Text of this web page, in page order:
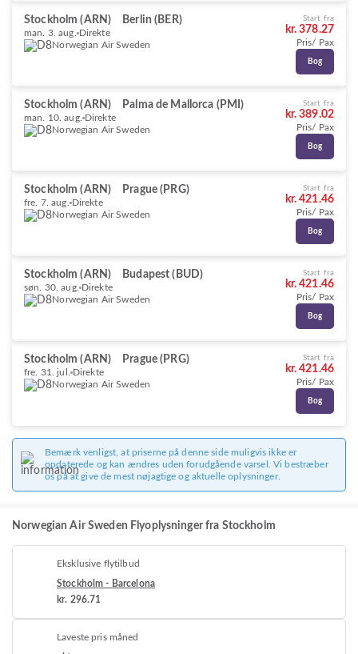
Stockholm (ARN) Berlin (BER)
man. 3. aug. Direkte
Norwegian Air Sweden
Start fra
kr. 378.27
Pris/ Pax
Bog
Stockholm (ARN) Palma de Mallorca (PMI)
man. 10. aug. Direkte
Norwegian Air Sweden
Start fra
kr. 389.02
Pris/ Pax
Bog
Stockholm (ARN) Prague (PRG)
fre. 7. aug. Direkte
Norwegian Air Sweden
Start fra
kr. 421.46
Pris/ Pax
Bog
Stockholm (ARN) Budapest (BUD)
søn. 30. aug. Direkte
Norwegian Air Sweden
Start fra
kr. 421.46
Pris/ Pax
Bog
Stockholm (ARN) Prague (PRG)
fre. 31. jul.
Direkte
Norwegian Air Sweden
Start fra
kr. 421.46
Pris/ Pax
Bog
Bemærk venligst, at priserne på denne side muligvis ikke er
opdaterede og kan ændres uden forudgående varsel. Vi bestræber
os på at give de mest nøjagtige og aktuelle oplysninger.
Norwegian Air Sweden Flyoplysninger fra Stockholm
Eksklusive flytilbud
Stockholm - Barcelona
kr. 296.71
Laveste pris måned